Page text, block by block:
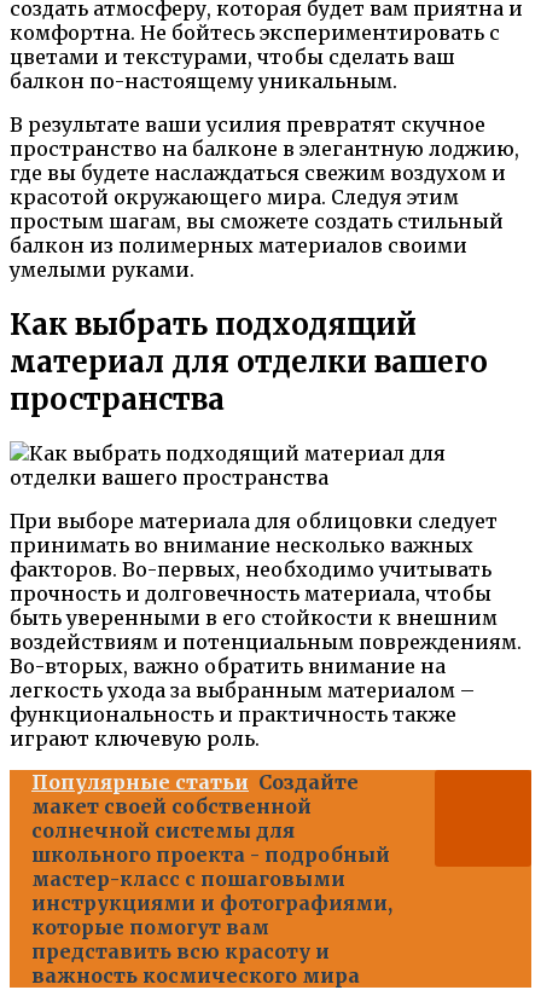
создать атмосферу, которая будет вам приятна и
комфортна. Не бойтесь экспериментировать с
цветами и текстурами, чтобы сделать ваш
балкон по-настоящему уникальным.
В результате ваши усилия превратят скучное
пространство на балконе в элегантную лоджию,
где вы будете наслаждаться свежим воздухом и
красотой окружающего мира. Следуя этим
простым шагам, вы сможете создать стильный
балкон из полимерных материалов своими
умелыми руками.
Как выбрать подходящий
материал для отделки вашего
пространства
При выборе материала для облицовки следует
принимать во внимание несколько важных
факторов. Во-первых, необходимо учитывать
прочность и долговечность материала, чтобы
быть уверенными в его стойкости к внешним
воздействиям и потенциальным повреждениям.
Во-вторых, важно обратить внимание на
легкость ухода за выбранным материалом –
функциональность и практичность также
играют ключевую роль.
Популярные статьи Создайте
макет своей собственной
солнечной системы для
школьного проекта - подробный
мастер-класс с пошаговыми
инструкциями и фотографиями,
которые помогут вам
представить всю красоту и
важность космического мира